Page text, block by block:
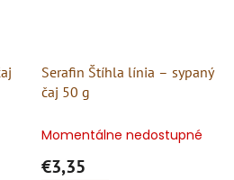
Serafin Štíhla línia – sypaný
čaj 50 g
Momentálne nedostupné
€3,35